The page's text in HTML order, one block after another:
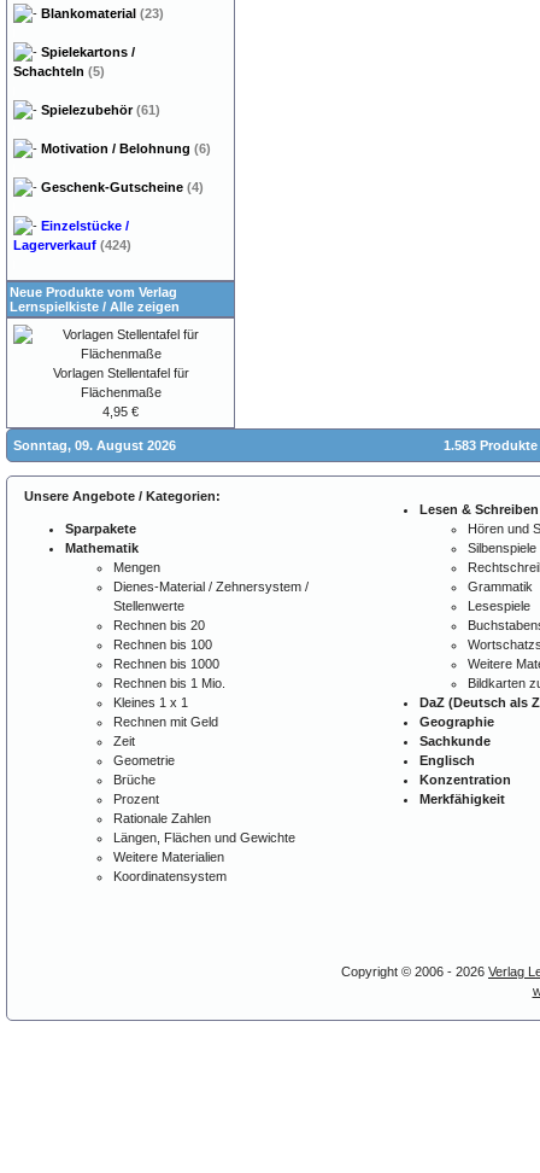
Blankomaterial (23)
Spielekartons /
Schachteln (5)
Spielezubehör(61)
Motivation / Belohnung (6)
Geschenk-Gutscheine (4)
Einzelstücke /
Lagerverkauf (424)
Neue Produkte vom Verlag
Lernspielkiste / Alle zeigen
Vorlagen Stellentafel für
Flächenmaße
4,95 €
Sonntag, 09. August 2026 1.583
Unsere Angebote / Kategorien:
Sparpakete
Mathematik
Mengen
Dienes-Material / Zehnersystem /
Stellenwerte
Rechnen bis 20
Rechnen bis 100
Rechnen bis 1000
Rechnen bis 1 Mio.
Kleines 1 x 1
Rechnen mit Geld
Zeit
Geometrie
Brüche
Prozent
Rationale Zahlen
Längen, Flächen und Gewichte
Weitere Materialien
Koordinatensystem
Lesen & Schreiben
Hören und
Silbenspiele
Grammatik
Lesespiele
Weitere
Bildkarten
DaZ (Deutsch als
Geographie
Sachkunde
Englisch
Konzentration
Merkfähigkeit
Copyright © 2006 - 2026 Verlag